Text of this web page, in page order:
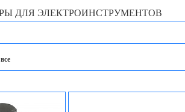
ДЛЯ ЭЛЕКТРОИНСТРУМЕНТОВ
все